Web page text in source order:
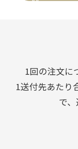
1回の注文に
1送付先あたり
で